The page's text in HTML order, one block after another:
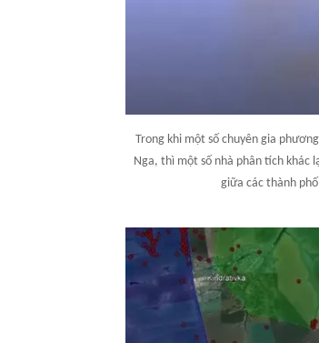
Trong khi một số chuyên gia
Nga, thì một số nhà phân tích khác
giữa các thành